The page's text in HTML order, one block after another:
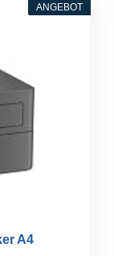
ANGEBOT
A4